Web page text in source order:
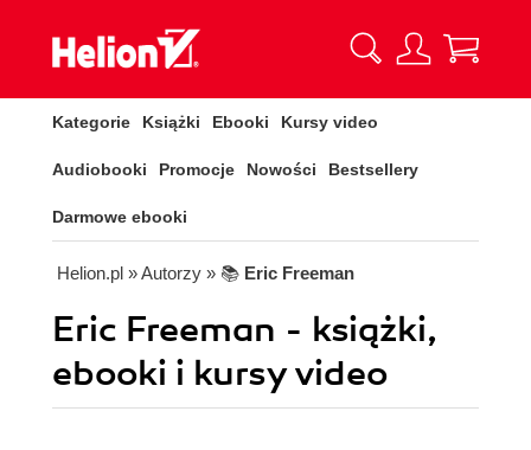
Kategorie Książki Ebooki Kursy video
Audiobooki Promocje Nowości Bestsellery
Darmowe ebooki
Helion.pl » Autorzy » 📚 Eric Freeman
Eric Freeman - książki,
ebooki i kursy video